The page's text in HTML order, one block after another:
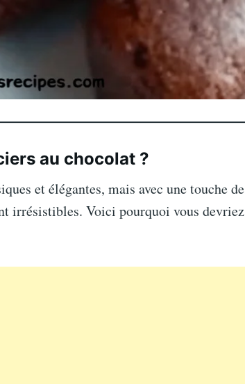
au chocolat ?
et élégantes, mais avec une touche de
irrésistibles. Voici pourquoi vous devriez